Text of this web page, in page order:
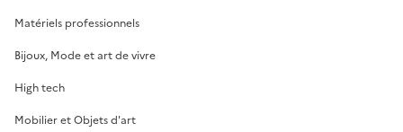
Matériels professionnels
Bijoux, Mode et art de vivre
High tech
Mobilier et Objets d'art